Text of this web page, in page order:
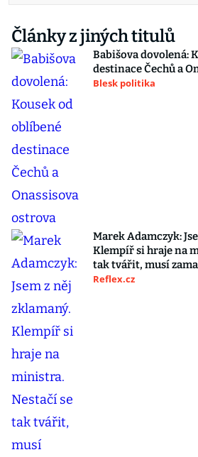
Články z jiných titulů
Babišova dovolená:
destinace Čechů a
Blesk politika
Marek Adamczyk:
Klempíř si hraje na
tak tvářit, musí
Reflex.cz